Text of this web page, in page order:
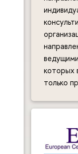
которых
только